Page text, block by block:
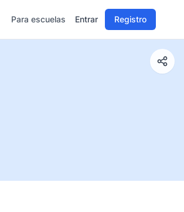
Para escuelas Entrar Registro